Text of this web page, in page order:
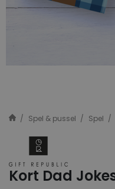
Spel & pussel Spel
Kort Dad